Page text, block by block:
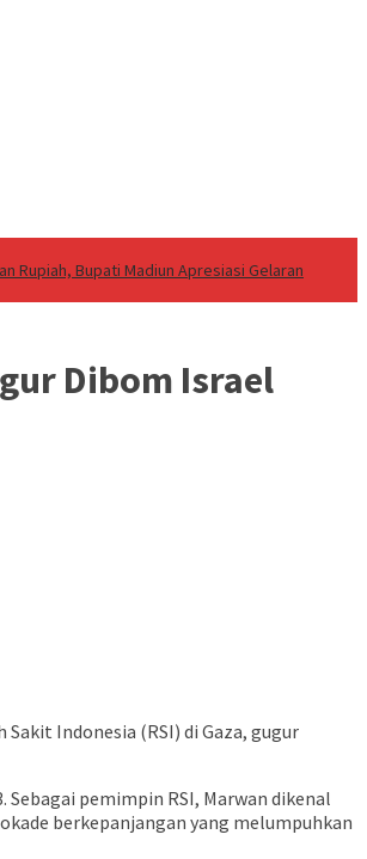
Rupiah, Bupati Madiun Apresiasi Gelaran
Dibom Israel
Indonesia (RSI) di Gaza, gugur
pemimpin RSI, Marwan dikenal
berkepanjangan yang melumpuhkan